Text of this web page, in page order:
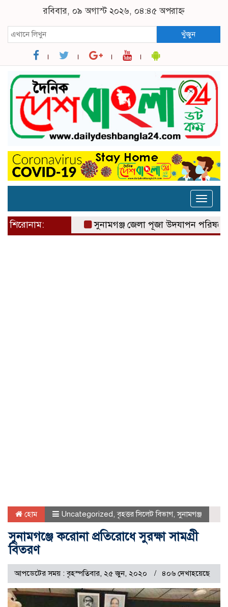
রবিবার, ০৯ অগাস্ট ২০২৬, ০৪:৪৫ অপরাহ্ন
খুঁজুন
Toggle
শিরোনাম: সুনামগঞ্জ জেলা পূজা উদযাপন পরিষদের ৮১
হোম Uncategorized,বৃহত্তর সিলেট বিভাগ,সুনামগঞ্জ
সুনামগঞ্জে করোনা প্রতিরোধে সুরক্ষা সামগ্রী
বিতরণ
আপডেটের সময় : বৃহস্পতিবার, ২৫ জুন, ২০২০ ৪০৬ দেখাহয়েছে